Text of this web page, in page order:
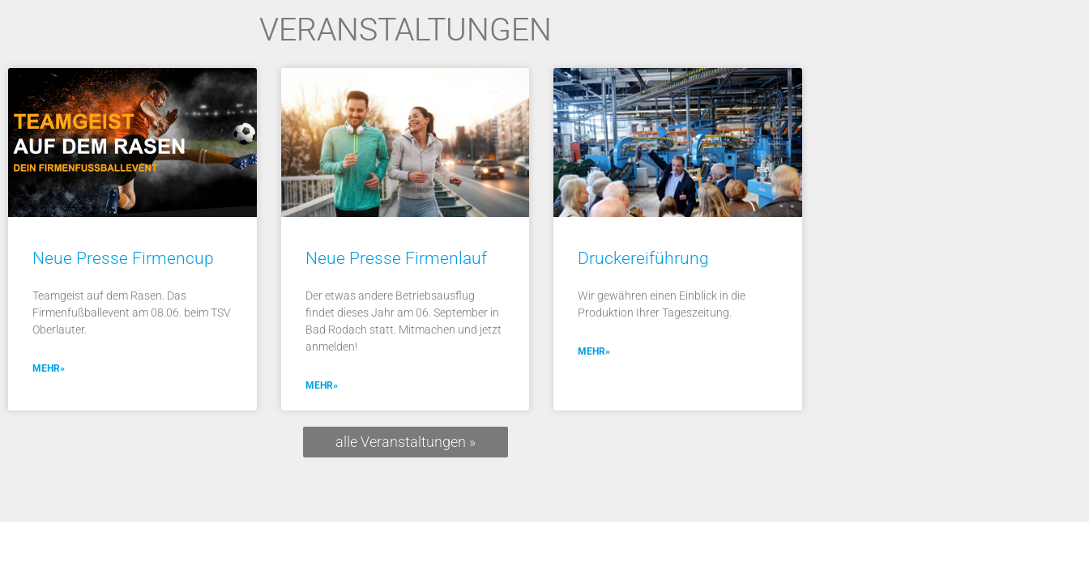
VERANSTALTUNGEN
Neue Presse Firmencup
Teamgeist auf dem Rasen. Das
Firmenfußballevent am 08.06. beim TSV
Oberlauter.
MEHR»
Neue Presse Firmenlauf
Der etwas andere Betriebsausflug
findet dieses Jahr am 06. September in
Bad Rodach statt. Mitmachen und jetzt
anmelden!
MEHR»
Druckereiführung
Wir gewähren einen Einblick in die
Produktion Ihrer Tageszeitung.
MEHR»
alle Veranstaltungen »